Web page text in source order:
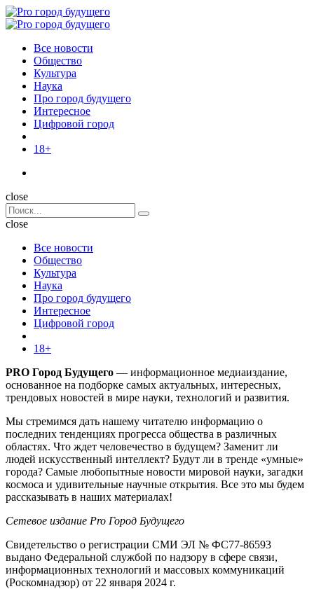
Menu
Поиск
Menu
Pro
Все новости
Общество
Культура
Наука
Про город будущего
Интересное
Цифровой город
18+
Поиск
close
Search
for:
Поиск
close
Все новости
Общество
Культура
Наука
Про город будущего
Интересное
Цифровой город
18+
PRO Город Будущего — информационное медиаиздание,
основанное на подборке самых актуальных, интересных,
трендовых новостей в мире науки, технологий и развития.
Мы стремимся дать нашему читателю информацию о
последних тенденциях прогресса общества в различных
областях. Что ждет человечество в будущем? Заменит ли
людей искусственный интеллект? Будут ли в тренде «умные»
города? Самые любопытные новости мировой науки, загадки
космоса и удивительные научные открытия. Все это мы будем
рассказывать в наших материалах!
Сетевое издание Pro Город Будущего
Свидетельство о регистрации СМИ ЭЛ № ФС77-86593
выдано Федеральной службой по надзору в сфере связи,
информационных технологий и массовых коммуникаций
(Роскомнадзор) от 22 января 2024 г.